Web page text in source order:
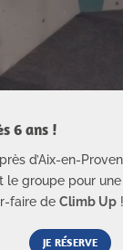
6 ans !
d’Aix-en-
groupe pour
faire de Climb Up !
JE RÉSERVE